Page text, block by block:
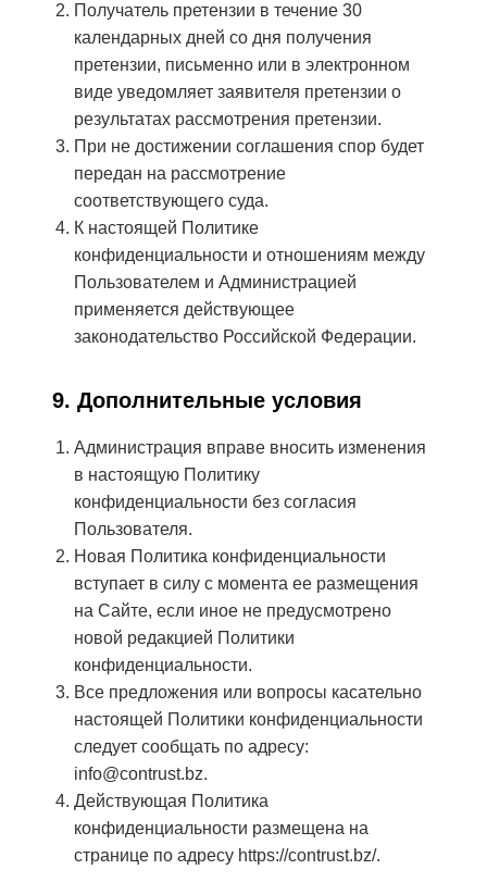
Получатель претензии в течение 30
календарных дней со дня получения
претензии, письменно или в электронном
виде уведомляет заявителя претензии о
результатах рассмотрения претензии.
При не достижении соглашения спор будет
передан на рассмотрение
соответствующего суда.
К настоящей Политике
конфиденциальности и отношениям между
Пользователем и Администрацией
применяется действующее
законодательство Российской Федерации.
9. Дополнительные условия
Администрация вправе вносить изменения
в настоящую Политику
конфиденциальности без согласия
Пользователя.
Новая Политика конфиденциальности
вступает в силу с момента ее размещения
на Сайте, если иное не предусмотрено
новой редакцией Политики
конфиденциальности.
Все предложения или вопросы касательно
настоящей Политики конфиденциальности
следует сообщать по адресу:
info@contrust.bz.
Действующая Политика
конфиденциальности размещена на
странице по адресу https://contrust.bz/.